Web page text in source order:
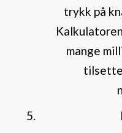
trykk på
mange
tilsette